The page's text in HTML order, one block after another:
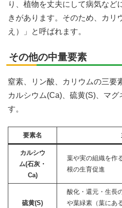
り、植物を丈夫にして病気など
きがあります。そのため、カリ
え）」と呼ばれます。
その他の中量要素
窒素、リン酸、カリウムの三要
カルシウム(Ca)、硫黄(S)、マグ
す。
要素名
カルシウ
ム(石灰・
Ca)
葉や実の組織を作
根の生育促進
硫黄(S)
酸化・還元・生長
や葉緑素（葉にあ